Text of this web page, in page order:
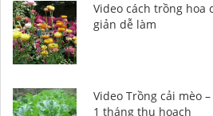
Video cách trồng
giản dễ làm
Video Trồng cải mèo
1 tháng thu hoạch